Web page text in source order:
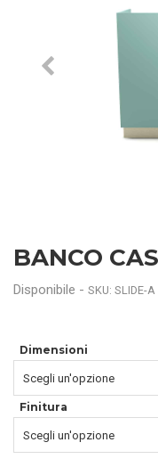
BANCO
Disponibile - SKU: SLIDE-A
Dimensioni
Finitura